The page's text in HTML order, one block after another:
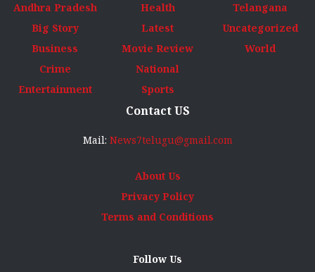
Andhra Pradesh
Big Story
Business
Crime
Entertainment
Health
Latest
Movie Review
National
Sports
Telangana
Uncategorized
World
Contact US
Mail: News7telugu@gmail.com
About Us
Privacy Policy
Terms and Conditions
Follow Us